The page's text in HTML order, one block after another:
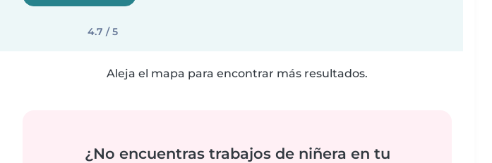
4.7 / 5
Aleja el mapa para encontrar más resultados.
¿No encuentras trabajos de niñera en tu